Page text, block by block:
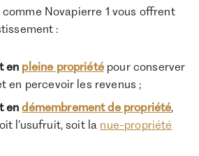
Novapierre 1 vous offrent
:
en pleine propriétépour conserver
en percevoir les revenus ;
endémembrement de propriété,
l’usufruit, soit la nue-propriété